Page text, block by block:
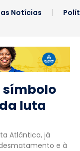
Notícias
luta
Atlântica, já
e à